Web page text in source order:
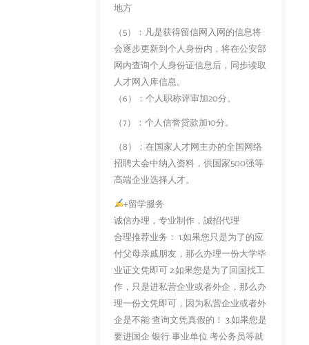
地方
（5）：凡是获得留信网入网的信息将
会逐步更新到个人身份内，将在公安部
网内查询个人身份证信息后，同步读取
人才网入库信息。
（6）：个人职称评审加20分。
（7）：个人信誉贷款加10分。
（8）：在国家人才网主办的全国网络
招聘大会中纳入资料，供国家500强等
高端企业选择人才。
+留学服务
诚信办理，专业制作，誠招代理
合理推荐业务： 1.如果您只是为了的应
付父母亲戚朋友，那么办理一份大学毕
业证文凭即可 2.如果您是为了回国找工
作，只是进私营企业或者外企，那么办
理一份文凭即可，因为私营企业或者外
企是不能 查询文凭真假的！ 3.如果您是
要进国企 银行 事业单位 考公务员等就